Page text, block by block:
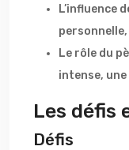
Le rôle du
intense,
Les défis
Défis